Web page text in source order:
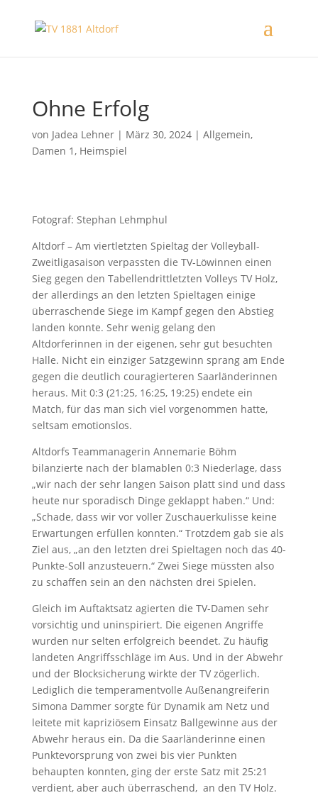
Ohne Erfolg
von Jadea Lehner| März 30, 2024| Allgemein,
Damen 1, Heimspiel
Fotograf: Stephan Lehmphul
Altdorf – Am viertletzten Spieltag der Volleyball-
Zweitligasaison verpassten die TV-Löwinnen einen
Sieg gegen den Tabellendrittletzten Volleys TV Holz,
der allerdings an den letzten Spieltagen einige
überraschende Siege im Kampf gegen den Abstieg
landen konnte. Sehr wenig gelang den
Altdorferinnen in der eigenen, sehr gut besuchten
Halle. Nicht ein einziger Satzgewinn sprang am Ende
gegen die deutlich couragierteren Saarländerinnen
heraus. Mit 0:3 (21:25, 16:25, 19:25) endete ein
Match, für das man sich viel vorgenommen hatte,
seltsam emotionslos.
Altdorfs Teammanagerin Annemarie Böhm
bilanzierte nach der blamablen 0:3 Niederlage, dass
„wir nach der sehr langen Saison platt sind und dass
heute nur sporadisch Dinge geklappt haben.“ Und:
„Schade, dass wir vor voller Zuschauerkulisse keine
Erwartungen erfüllen konnten.“ Trotzdem gab sie als
Ziel aus, „an den letzten drei Spieltagen noch das 40-
Punkte-Soll anzusteuern.“ Zwei Siege müssten also
zu schaffen sein an den nächsten drei Spielen.
Gleich im Auftaktsatz agierten die TV-Damen sehr
vorsichtig und uninspiriert. Die eigenen Angriffe
wurden nur selten erfolgreich beendet. Zu häufig
landeten Angriffsschläge im Aus. Und in der Abwehr
und der Blocksicherung wirkte der TV zögerlich.
Lediglich die temperamentvolle Außenangreiferin
Simona Dammer sorgte für Dynamik am Netz und
leitete mit kapriziösem Einsatz Ballgewinne aus der
Abwehr heraus ein. Da die Saarländerinne einen
Punktevorsprung von zwei bis vier Punkten
behaupten konnten, ging der erste Satz mit 25:21
verdient, aber auch überraschend, an den TV Holz.